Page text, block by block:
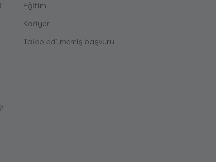
Eğitim
Kariyer
Talep edilmemiş başvuru